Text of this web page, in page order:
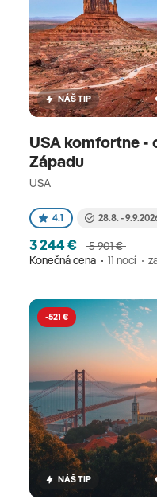
NÁŠ TIP
USA komfortne -
Západu
USA
4.1 28.8. -
3 244 €
5 901 €
Konečná cena
11 nocí
-521 €
NÁŠ TIP